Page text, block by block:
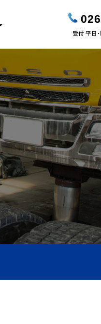
いさつ
要
報
受付 平日